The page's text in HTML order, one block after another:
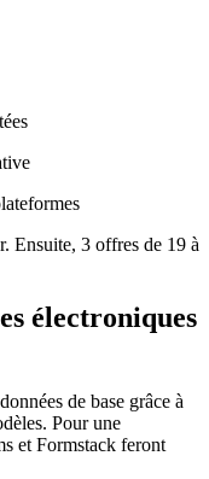
Ensuite, 3 offres de 19 à
électroniques
de base grâce à
Pour une
et Formstack feront